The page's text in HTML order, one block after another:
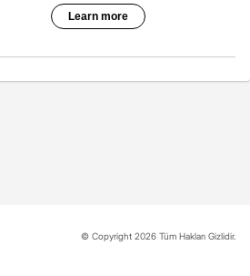
© Copyright 2026 Tüm Hakları Gizlidir.